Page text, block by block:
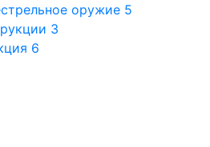
оружие 5
3
6